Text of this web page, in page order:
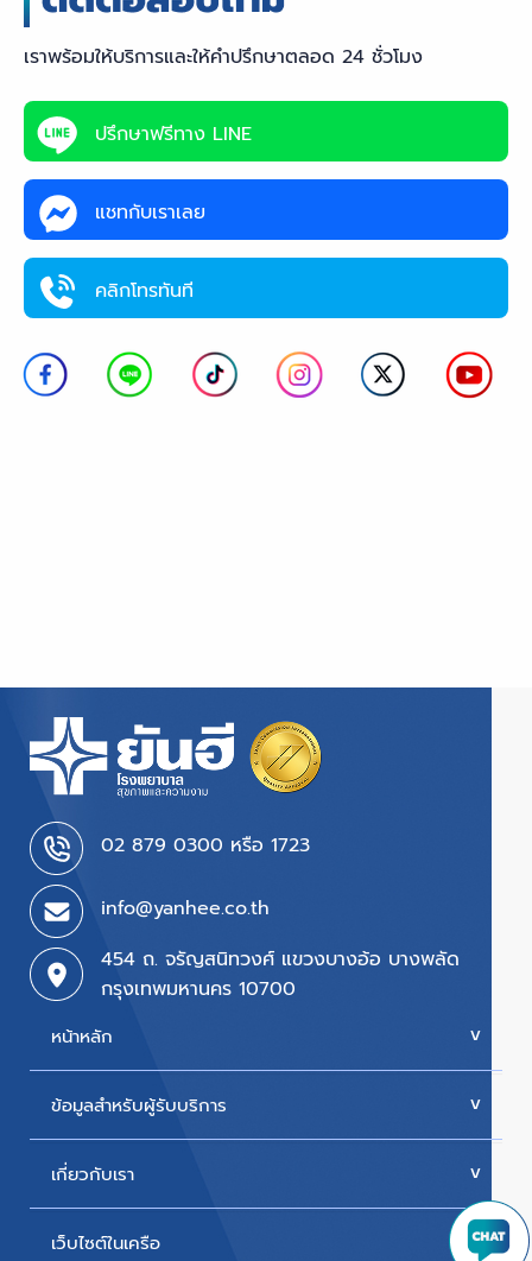
เราพร้อมให้บริการและให้คำปรึกษาตลอด 24 ชั่วโมง
ปรึกษาฟรีทาง LINE
แชทกับเราเลย
คลิกโทรทันที
02 879 0300 หรือ 1723
info@yanhee.co.th
454 ถ. จรัญสนิทวงศ์ แขวงบางอ้อ บางพลัด
กรุงเทพมหานคร 10700
หน้าหลัก
บริการของเรา
ข้อมูลสำหรับผู้รับบริการ
นัดหมายแพทย์
เกี่ยวกับเรา
ประวัติโรงพยาบาล
เว็บไซต์ในเครือ